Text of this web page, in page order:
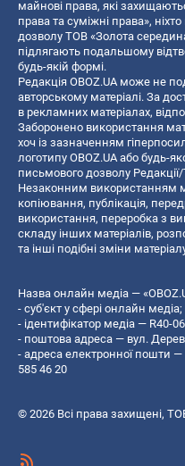
майнові права, які
права та суміжні права»,
дозволу ТОВ «Золота
підлягають подальшому
будь-якій формі.
Редакція OBOZ.UA може не
авторському матеріалі. За
в рекламних матеріалах,
Заборонено використання
хоч із зазначенням
логотипу OBOZ.UA або будь-
письмового дозволу
Незаконним використанням
копiювання, публiкацiя,
використання, переробка з
складу інших матеріалів,
та інші подібні зміни
Назва онлайн медіа —
- суб'єкт у сфері онлайн медіа;
- ідентифікатор медіа — R40-
- поштова адреса — вул.
- адреса електронної пошти —
585 46 20
© 2026 Всі права захищені,